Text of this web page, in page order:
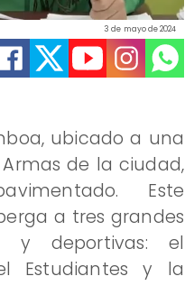
3 de mayo de 2024
ubicado a una
de la ciudad,
Este
a tres grandes
y deportivas: el
Estudiantes y la